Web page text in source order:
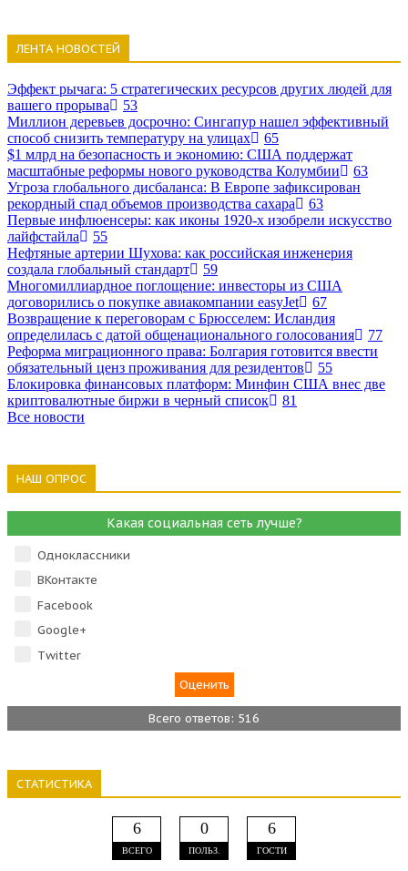
ЛЕНТА НОВОСТЕЙ
Эффект рычага: 5 стратегических ресурсов других людей для
вашего прорыва
53
Миллион деревьев досрочно: Сингапур нашел эффективный
способ снизить температуру на улицах
65
$1 млрд на безопасность и экономию: США поддержат
масштабные реформы нового руководства Колумбии
63
Угроза глобального дисбаланса: В Европе зафиксирован
рекордный спад объемов производства сахара
63
Первые инфлюенсеры: как иконы 1920-х изобрели искусство
лайфстайла
55
Нефтяные артерии Шухова: как российская инженерия
создала глобальный стандарт
59
Многомиллиардное поглощение: инвесторы из США
договорились о покупке авиакомпании easyJet
67
Возвращение к переговорам с Брюсселем: Исландия
определилась с датой общенационального голосования
77
Реформа миграционного права: Болгария готовится ввести
обязательный ценз проживания для резидентов
55
Блокировка финансовых платформ: Минфин США внес две
криптовалютные биржи в черный список
81
Все новости
НАШ ОПРОС
Какая социальная сеть лучше?
Одноклассники
ВКонтакте
Facebook
Google+
Тwitter
Всего ответов: 516
СТАТИСТИКА
6
ВСЕГО
0
ПОЛЬЗ.
6
ГОСТИ